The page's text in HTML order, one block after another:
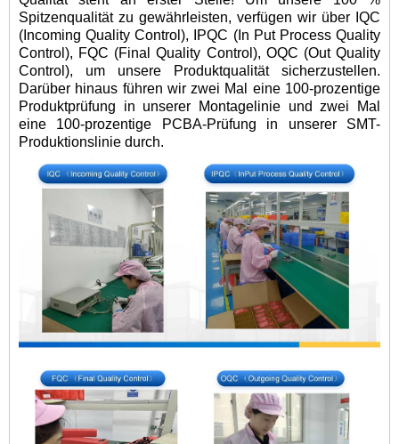
Spitzenqualität zu gewährleisten, verfügen wir über IQC
(Incoming Quality Control), IPQC (In Put Process Quality
Control), FQC (Final Quality Control), OQC (Out Quality
Control), um unsere Produktqualität sicherzustellen.
Darüber hinaus führen wir zwei Mal eine 100-prozentige
Produktprüfung in unserer Montagelinie und zwei Mal
eine 100-prozentige PCBA-Prüfung in unserer SMT-
Produktionslinie durch.